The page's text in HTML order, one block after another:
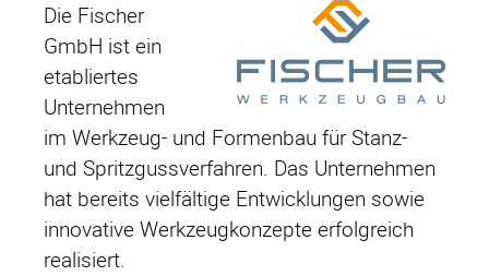
Die Fischer
GmbH ist ein
etabliertes
Unternehmen
im Werkzeug- und Formenbau für Stanz-
und Spritzgussverfahren. Das Unternehmen
hat bereits vielfältige Entwicklungen sowie
innovative Werkzeugkonzepte erfolgreich
realisiert.